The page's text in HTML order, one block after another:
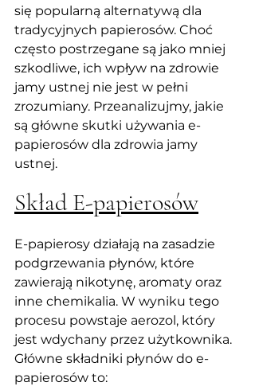
się popularną alternatywą dla
tradycyjnych papierosów. Choć
często postrzegane są jako mniej
szkodliwe, ich wpływ na zdrowie
jamy ustnej nie jest w pełni
zrozumiany. Przeanalizujmy, jakie
są główne skutki używania e-
papierosów dla zdrowia jamy
ustnej.
Skład E-papierosów
E-papierosy działają na zasadzie
podgrzewania płynów, które
zawierają nikotynę, aromaty oraz
inne chemikalia. W wyniku tego
procesu powstaje aerozol, który
jest wdychany przez użytkownika.
Główne składniki płynów do e-
papierosów to: